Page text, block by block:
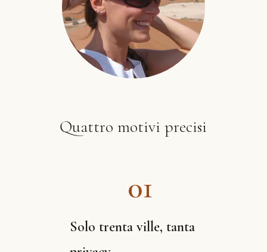
Quattro motivi precisi
01
Solo trenta ville, tanta